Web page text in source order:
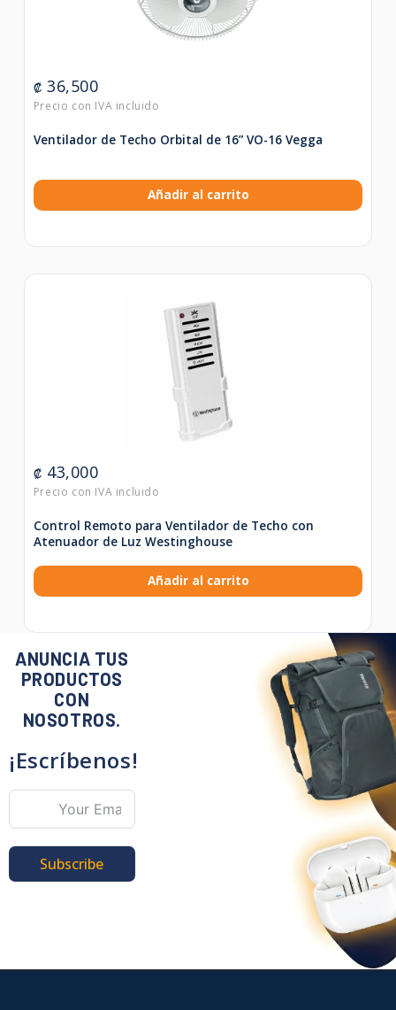
₡ 36,500
Ventilador de Techo Orbital de 16” VO-16 Vegga
Añadir al carrito
₡ 43,000
Control Remoto para Ventilador de Techo con
Atenuador de Luz Westinghouse
Añadir al carrito
ANUNCIA TUS
PRODUCTOS
CON
NOSOTROS.
¡Escríbenos!
Subscribe